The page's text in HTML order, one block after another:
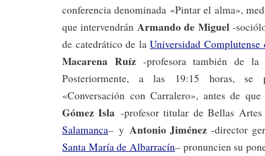
conferencia denominada «Pintar el alma»,
que intervendrán Armando de Miguel-
de catedrático de laUniversidad
Macarena Ruíz-profesora también de la
Posteriormente, a las 19:15 horas, se
«Conversación con Carralero», antes de
Gómez Isla -profesor titular de Bellas
Salamanca– y Antonio Jiménez-director
Santa María de Albarracín– pronuncien su